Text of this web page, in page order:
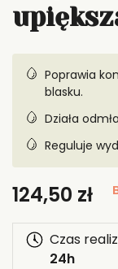
Poprawia
blasku.
Działa
Reguluje
124,50 zł
Czas
24h